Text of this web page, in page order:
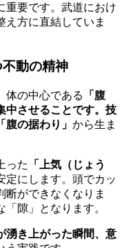
重要です。武道におけ
え方に直結していま
動の精神
体の中心である
「腹
中させることです。技
の据わり」 から生ま
った
「上気（じょう
定にします。頭でカッ
断ができなくなりま
隙」となります。
湧き上がった瞬間、意